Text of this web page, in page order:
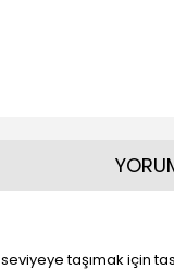
taşımak için